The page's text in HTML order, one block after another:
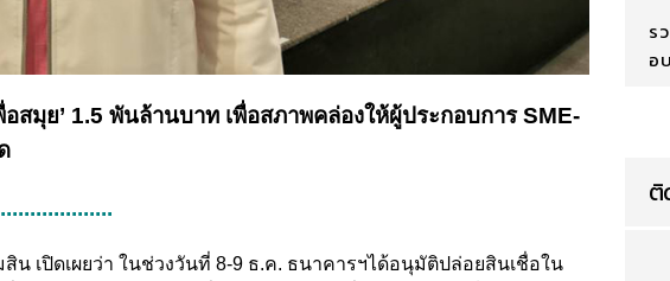
สมุย’ 1.5 พันล้านบาท เพื่อสภาพคล่องให้ผู้ประกอบการ SME-
...................
เปิดเผยว่า ในช่วงวันที่ 8-9 ธ.ค. ธนาคารฯได้อนุมัติปล่อยสินเชื่อใน
ร
อ
ติ